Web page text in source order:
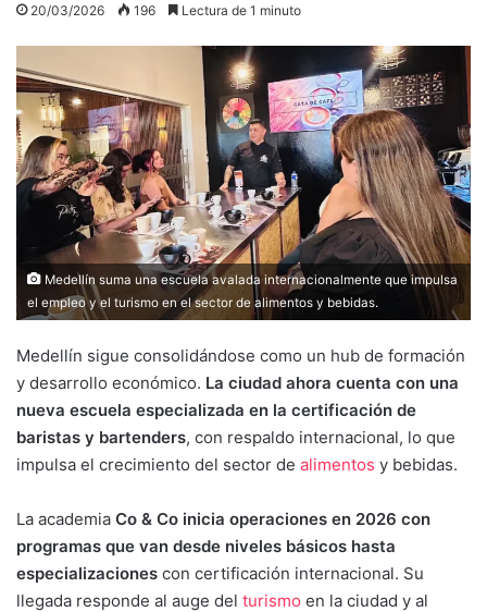
20/03/2026 196 Lectura de 1 minuto
Medellín suma una escuela avalada internacionalmente que impulsa
el empleo y el turismo en el sector de alimentos y bebidas.
Medellín sigue consolidándose como un hub de formación
y desarrollo económico. La ciudad ahora cuenta con una
nueva escuela especializada en la certificación de
baristas y bartenders, con respaldo internacional, lo que
impulsa el crecimiento del sector de alimentos y bebidas.
La academia Co & Co inicia operaciones en 2026 con
programas que van desde niveles básicos hasta
especializaciones con certificación internacional. Su
llegada responde al auge del turismo en la ciudad y al